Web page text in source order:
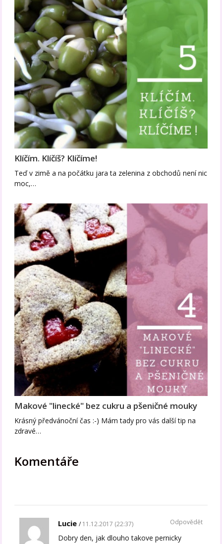
Klíčím. Klíčíš? Klíčíme!
Teď v zimě a na počátku jara ta zelenina z obchodů není nic
moc,…
Makové "linecké" bez cukru a pšeničné mouky
Krásný předvánoční čas :-) Mám tady pro vás další tip na
zdravé…
Komentáře
Lucie 11.12.2017 (22:37)
Dobry den, jak dlouho takove pernicky
Odpovědět